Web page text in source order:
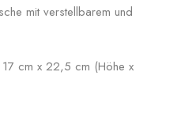
mit verstellbarem und
cm x 22,5 cm (Höhe x